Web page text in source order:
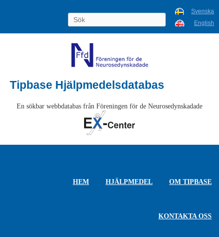
Svenska
English
Tipbase Hjälpmedelsdatabas
En sökbar webbdatabas från Föreningen för de Neurosedynskadade
HEM HJÄLPMEDEL OM TIPBASE
KONTAKTA OSS